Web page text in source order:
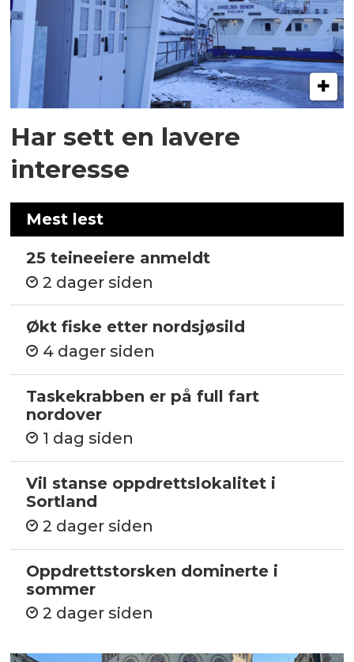
Har sett en lavere
interesse
Mest lest
25 teineeiere anmeldt
2 dager siden
Økt fiske etter nordsjøsild
4 dager siden
Taskekrabben er på full fart
nordover
1 dag siden
Vil stanse oppdrettslokalitet i
Sortland
2 dager siden
Oppdrettstorsken dominerte i
sommer
2 dager siden